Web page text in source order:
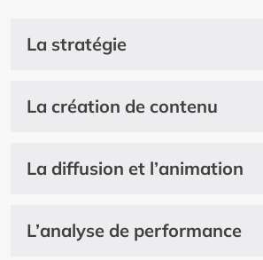
La stratégie
La création de contenu
La diffusion et l’animation
L’analyse de performance